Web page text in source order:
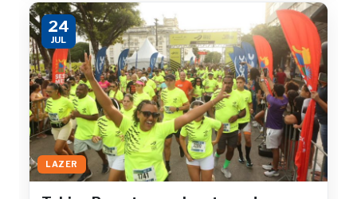
24
JUL
LAZER